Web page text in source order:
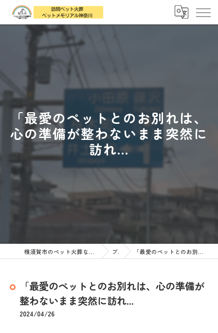
「最愛のペットとのお別れは、
心の準備が整わないまま突然に
訪れ...
横須賀市のペット火葬なら訪問ペット火葬 ペットメモリアル神奈川 ブログ 「最愛のペットとのお別れは、心の準備が整わないまま突然に訪れ...
「最愛のペットとのお別れは、心の準備が
整わないまま突然に訪れ...
2024/04/26